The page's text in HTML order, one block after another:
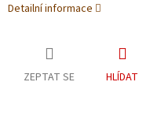
Detailní informace
ZEPTAT SE HLÍDAT